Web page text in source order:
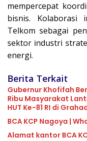
mempercepat
bisnis. Kolaborasi
Telkom sebagai
sektor industri
energi.
Berita Terkait
Gubernur Khofifah
Ribu Masyarakat
HUT Ke-81 RI di
Bangsa Sekaligus
Persatuan
BCA KCP Nagoya |